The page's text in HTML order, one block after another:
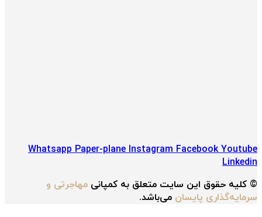
Whatsapp Paper-plane Instagram Facebook Youtube
Linkedin
© کلیه حقوق این سایت متعلق به کمپانی مهاجرتی و
سرمایه‌گذاری پایسان می‌باشد.